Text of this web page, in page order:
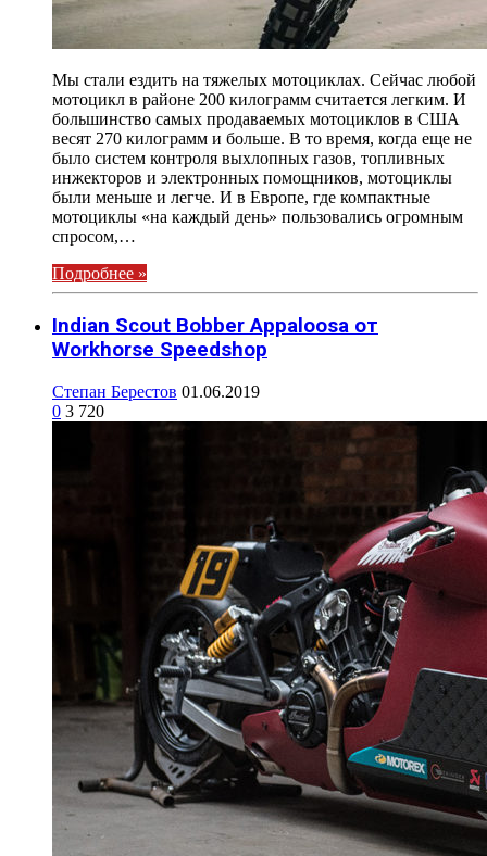
Мы стали ездить на тяжелых мотоциклах. Сейчас любой
мотоцикл в районе 200 килограмм считается легким. И
большинство самых продаваемых мотоциклов в США
весят 270 килограмм и больше. В то время, когда еще не
было систем контроля выхлопных газов, топливных
инжекторов и электронных помощников, мотоциклы
были меньше и легче. И в Европе, где компактные
мотоциклы «на каждый день» пользовались огромным
спросом,…
Подробнее »
Indian Scout Bobber Appaloosa от
Workhorse Speedshop
Степан Берестов 01.06.2019
0 3 720